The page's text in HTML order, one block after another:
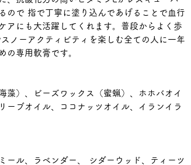
ので 指で丁寧に塗り込んであげることで血行
アにも大活躍してくれます。普段からよく歩
ノーアクティビティを楽しむ全ての人に一年
の専用軟膏です。
藻）、ビーズワックス（蜜蝋）、ホホバオイ
ーブオイル、ココナッツオイル、イランイラ
ール、ラベンダー、 シダーウッド、ティーツ